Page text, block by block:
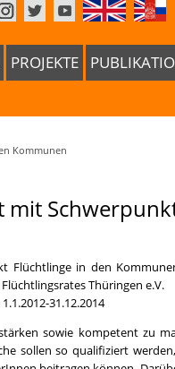
PROJEKTE
Kommunen
mit
Flüchtlinge in den
Thüringen e.V.
31.12.2014
sowie kompetent zu
sollen so qualifiziert